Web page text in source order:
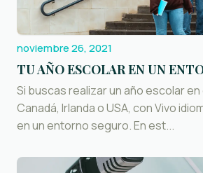
noviembre 26, 2021
TU AÑO ESCOLAR EN UN
Si buscas realizar un año escolar
Canadá, Irlanda o USA, con Vivo
en un entorno seguro. En est...